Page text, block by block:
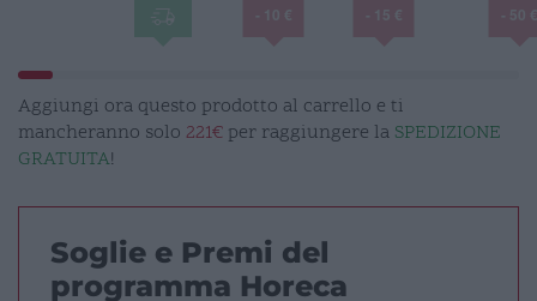
Aggiungi ora questo prodotto al carrello e ti
mancheranno solo 221€ per raggiungere la SPEDIZIONE
GRATUITA!
Soglie e Premi del
programma Horeca